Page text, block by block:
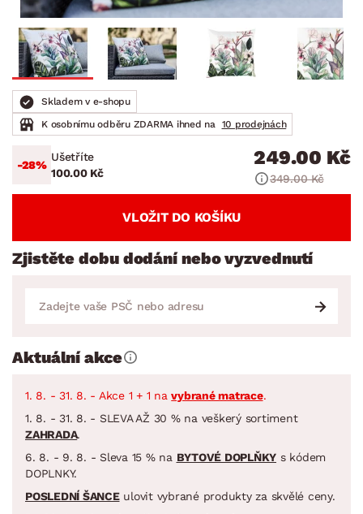
Skladem v e-shopu
K osobnímu odběru ZDARMA ihned na
10 prodejnách
-28%
Ušetříte
100.00 Kč
249.00 Kč
349.00 Kč
VLOŽIT DO KOŠÍKU
Zjistěte dobu dodání nebo vyzvednutí
Aktuální akce
1. 8. - 31. 8. - Akce 1 + 1 navybrané matrace.
1. 8. - 31. 8. - SLEVA AŽ 30 % na veškerý sortiment
ZAHRADA.
6. 8. - 9. 8. - Sleva 15 % na BYTOVÉ DOPLŇKY s kódem
DOPLNKY.
POSLEDNÍ ŠANCEulovit vybrané produkty za skvělé ceny.